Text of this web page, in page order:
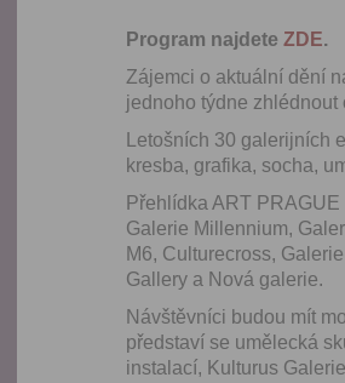
Program najdete ZDE.
Zájemci o aktuální dění
jednoho týdne
Letošních 30 galerijních
kresba, grafika, socha,
Přehlídka ART
Galerie Millennium,
M6, Culturecross,
Gallery a Nová galerie.
Návštěvníci budou mít
představí se umělecká
instalací, Kulturus